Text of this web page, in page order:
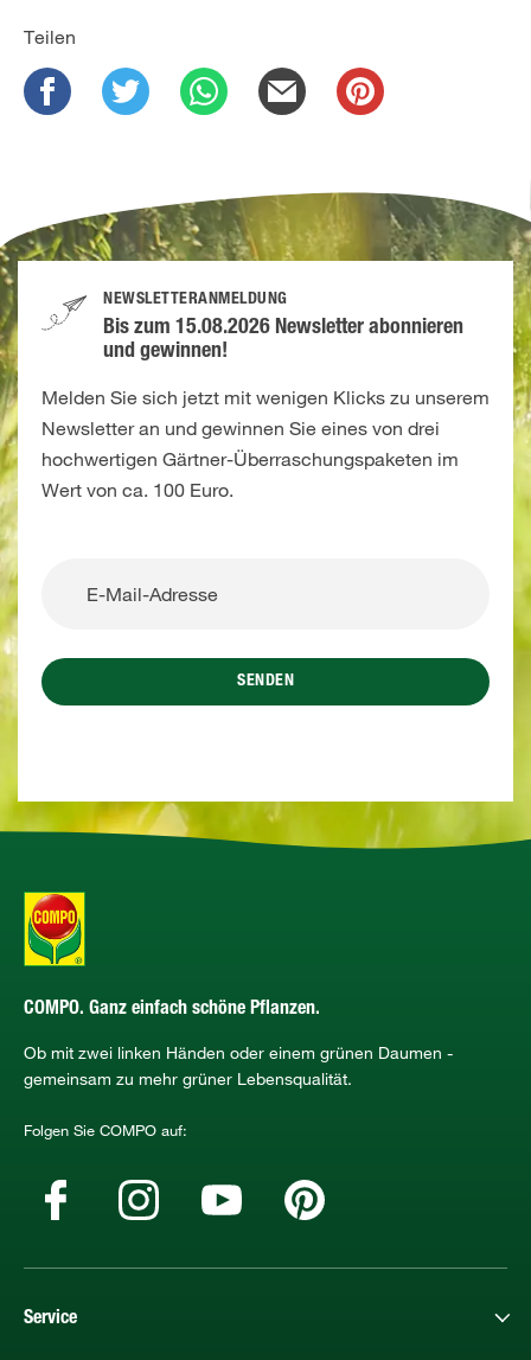
Teilen
NEWSLETTERANMELDUNG
Bis zum 15.08.2026 Newsletter abonnieren
und gewinnen!
Melden Sie sich jetzt mit wenigen Klicks zu unserem
Newsletter an und gewinnen Sie eines von drei
hochwertigen Gärtner-Überraschungspaketen im
Wert von ca. 100 Euro.
SENDEN
COMPO. Ganz einfach schöne Pflanzen.
Ob mit zwei linken Händen oder einem grünen Daumen -
gemeinsam zu mehr grüner Lebensqualität.
Folgen Sie COMPO auf:
Service